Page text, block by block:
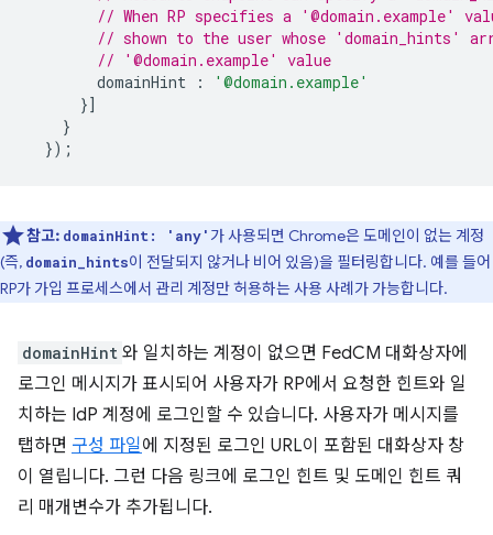
// When RP specifies a '@domain.example'
// shown to the user whose 'domain_hints'
// '@domain.example' value
domainHint
:
'@domain.example'
}]
}
});
참고: domainHint: 'any' 가 사용되면 Chrome은 도메인이 없는 계정
(즉, domain_hints이 전달되지 않거나 비어 있음)을 필터링합니다. 예를 들어
RP가 가입 프로세스에서 관리 계정만 허용하는 사용 사례가 가능합니다.
domainHint 와 일치하는 계정이 없으면 FedCM 대화상자에
로그인 메시지가 표시되어 사용자가 RP에서 요청한 힌트와 일
치하는 IdP 계정에 로그인할 수 있습니다. 사용자가 메시지를
탭하면 구성 파일에 지정된 로그인 URL이 포함된 대화상자 창
이 열립니다. 그런 다음 링크에 로그인 힌트 및 도메인 힌트 쿼
리 매개변수가 추가됩니다.